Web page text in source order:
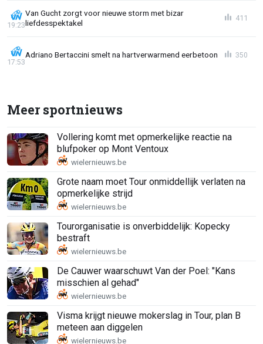
Van Gucht zorgt voor nieuwe storm met bizar
liefdesspektakel
19:23
411
Adriano Bertaccini smelt na hartverwarmend eerbetoon
17:53
350
Meer sportnieuws
Vollering komt met opmerkelijke reactie na
blufpoker op Mont Ventoux
Grote naam moet Tour onmiddellijk verlaten na
opmerkelijke strijd
Tourorganisatie is onverbiddelijk: Kopecky
bestraft
De Cauwer waarschuwt Van der Poel: "Kans
misschien al gehad"
Visma krijgt nieuwe mokerslag in Tour, plan B
meteen aan diggelen